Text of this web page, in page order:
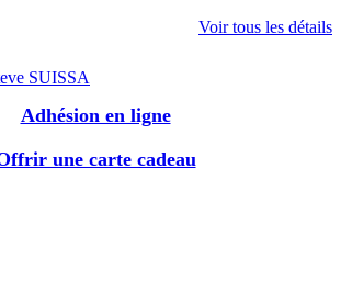
Voir tous les détails
SUISSA
Adhésion en ligne
une carte cadeau